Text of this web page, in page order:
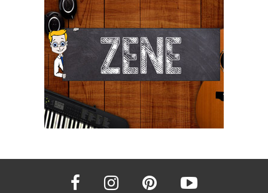
facebook instagram